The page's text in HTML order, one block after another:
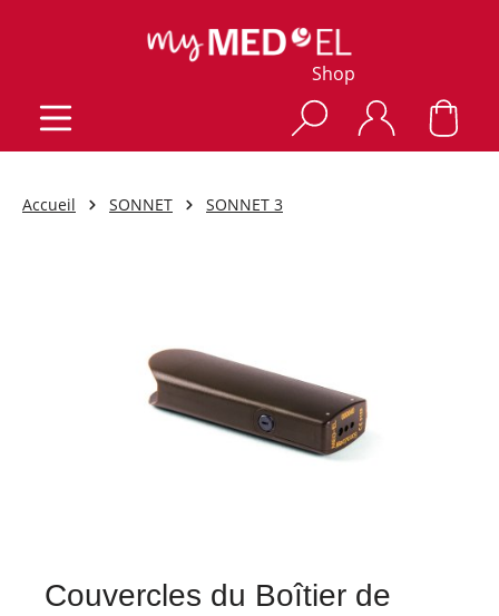
Shop
Accueil SONNET SONNET 3
Couvercles du Boîtier de